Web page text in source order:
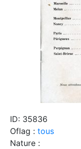
ID: 35836
Oflag : tous
Nature :